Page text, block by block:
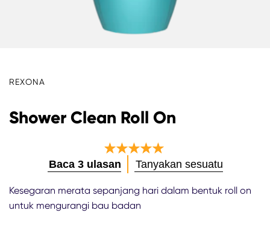
REXONA
Shower Clean Roll On
Peringkat
rata-
rata
Shower
Clean
Baca 3 ulasan Tanyakan sesuatu
Kesegaran merata sepanjang hari dalam bentuk roll on
untuk mengurangi bau badan